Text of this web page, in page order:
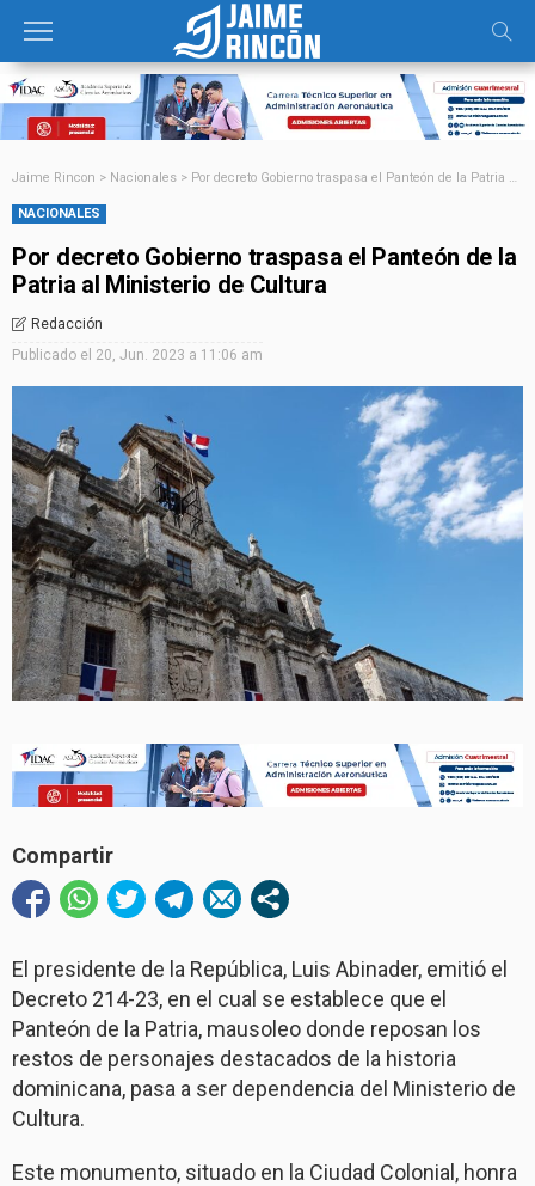
Jaime Rincon > Nacionales > Por decreto Gobierno traspasa el Panteón de la Patria al Ministerio de Cultura
NACIONALES
Por decreto Gobierno traspasa el Panteón de la
Patria al Ministerio de Cultura
Redacción
Publicado el 20, Jun. 2023 a 11:06 am
Compartir
El presidente de la República, Luis Abinader, emitió el
Decreto 214-23, en el cual se establece que el
Panteón de la Patria, mausoleo donde reposan los
restos de personajes destacados de la historia
dominicana, pasa a ser dependencia del Ministerio de
Cultura.
Este monumento, situado en la Ciudad Colonial, honra